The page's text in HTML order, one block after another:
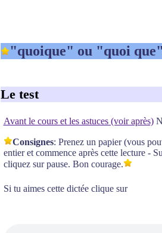
"quoique" ou "quoi que"
Le test
Avant le cours et les astuces (voir après)
Consignes: Prenez un papier (vous
entier et commence après cette lecture -
cliquez sur pause. Bon courage.
Si tu aimes cette dictée clique sur